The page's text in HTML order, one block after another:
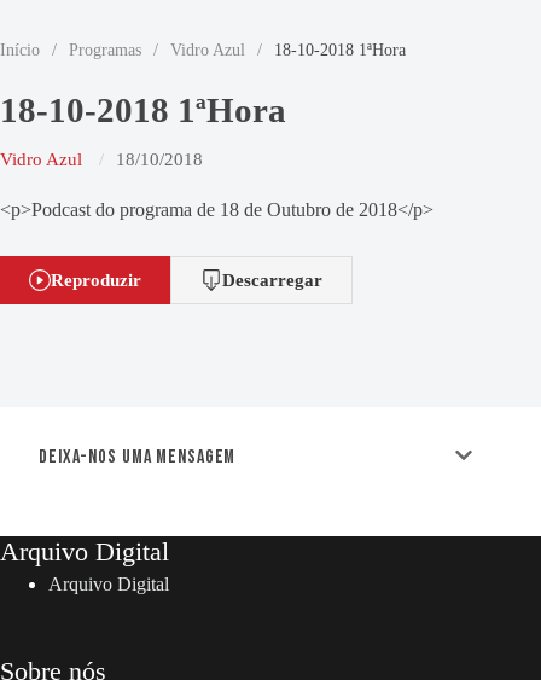
Início / Programas / Vidro Azul / 18-10-2018 1ªHora
18-10-2018 1ªHora
Vidro Azul 18/10/2018
<p>Podcast do programa de 18 de Outubro de 2018</p>
Reproduzir Descarregar
Deixa-nos uma mensagem
Arquivo Digital
Arquivo Digital
Sobre nós